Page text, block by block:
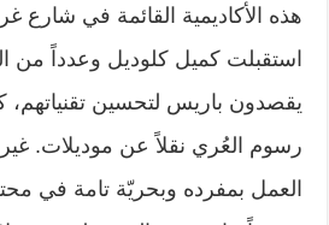
هذه الأكاديمية القائمة في شارع
استقبلت كميل كلوديل وعدداً من
يقصدون باريس لتحسين
رسوم العُري نقلاً عن موديلات.
العمل بمفرده وبحريّة تامة في